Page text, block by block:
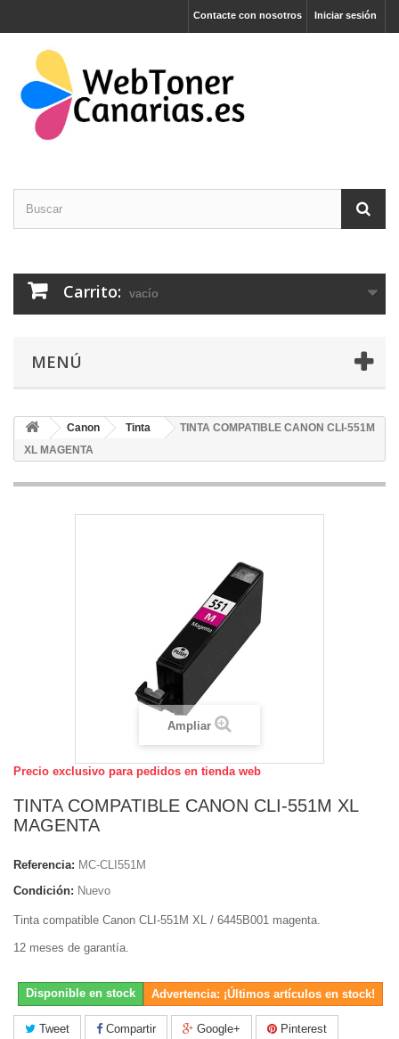
Iniciar sesión
Contacte con nosotros
Carrito: vacío
MENÚ
Canon Tinta
TINTA COMPATIBLE CANON CLI-551M
XL MAGENTA
Ampliar
Precio exclusivo para pedidos en tienda web
TINTA COMPATIBLE CANON CLI-551M XL
MAGENTA
Referencia: MC-CLI551M
Condición: Nuevo
Tinta compatible Canon CLI-551M XL / 6445B001 magenta.
12 meses de garantía.
Disponible en stock Advertencia: ¡Últimos artículos en stock!
Tweet Compartir Google+ Pinterest